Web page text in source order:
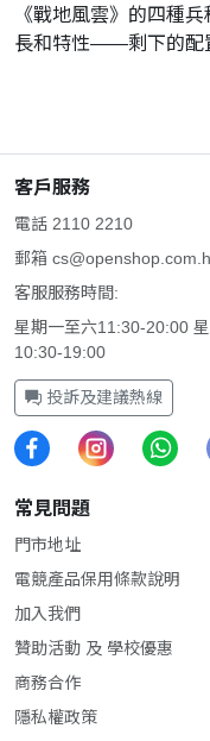
《戰地風雲》的四種
長和特性——剩下的配
客戶服務
電話 2110 2210
郵箱
客服服務時間:
星期一至六11:30-20:00 星
10:30-19:00
投訴及建議熱線
常見問題
門市地址
電競產品保用條款說明
加入我們
贊助活動 及 學校優惠
商務合作
隱私權政策